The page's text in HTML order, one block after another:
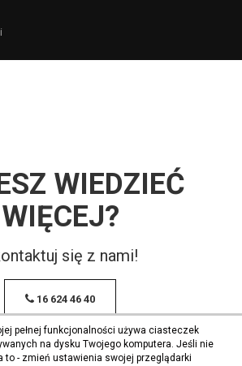
WIEDZIEĆ
WIĘCEJ?
się z nami!
16 624 46 40
pełnej funkcjonalności używa ciasteczek
na dysku Twojego komputera. Jeśli nie
to - zmień ustawienia swojej przeglądarki